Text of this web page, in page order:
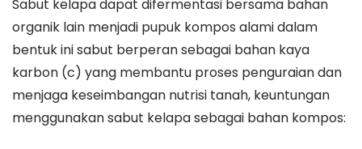
Sabut kelapa dapat difermentasi bersama bahan
organik lain menjadi pupuk kompos alami dalam
bentuk ini sabut berperan sebagai bahan kaya
karbon (c) yang membantu proses penguraian dan
menjaga keseimbangan nutrisi tanah, keuntungan
menggunakan sabut kelapa sebagai bahan kompos: